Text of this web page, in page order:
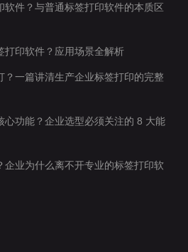
软件？与普通标签打印软件的本质区
打印软件？应用场景全解析
？一篇讲清生产企业标签打印的完整
心功能？企业选型必须关注的 8 大能
企业为什么离不开专业的标签打印软